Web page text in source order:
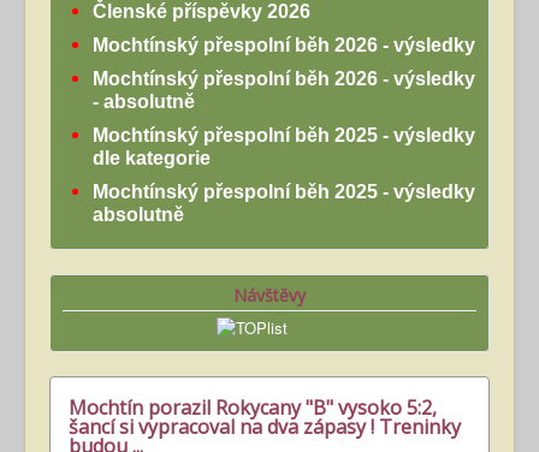
Členské příspěvky 2026
Mochtínský přespolní běh 2026 - výsledky
Mochtínský přespolní běh 2026 - výsledky
- absolutně
Mochtínský přespolní běh 2025 - výsledky
dle kategorie
Mochtínský přespolní běh 2025 - výsledky
absolutně
Návštěvy
Mochtín porazil Rokycany "B" vysoko 5:2,
šancí si vypracoval na dva zápasy ! Treninky
budou ...